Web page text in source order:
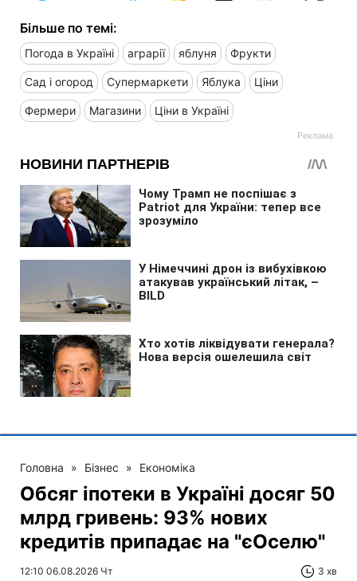
Більше по темі:
Погода в Україні аграрії яблуня Фрукти
Сад і огород Супермаркети Яблука Ціни
Фермери Магазини Ціни в Україні
Головна » Бізнес » Економіка
Обсяг іпотеки в Україні досяг 50
млрд гривень: 93% нових
кредитів припадає на "єОселю"
12:10 06.08.2026 Чт 3 хв